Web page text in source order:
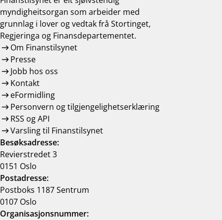
myndigheitsorgan som arbeider med
grunnlag i lover og vedtak frå Stortinget,
Regjeringa og Finansdepartementet.
Om Finanstilsynet
Presse
Jobb hos oss
Kontakt
eFormidling
Personvern og tilgjengelighetserklæring
RSS og API
Varsling til Finanstilsynet
Besøksadresse:
Revierstredet 3
0151 Oslo
Postadresse:
Postboks 1187 Sentrum
0107 Oslo
Organisasjonsnummer: